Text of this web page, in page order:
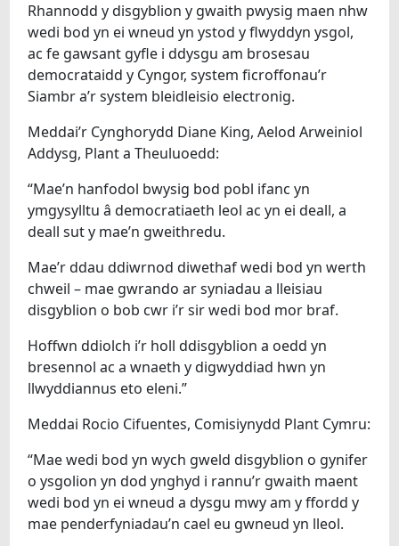
Rhannodd y disgyblion y gwaith pwysig maen nhw
wedi bod yn ei wneud yn ystod y flwyddyn ysgol,
ac fe gawsant gyfle i ddysgu am brosesau
democrataidd y Cyngor, system ficroffonau’r
Siambr a’r system bleidleisio electronig.
Meddai’r Cynghorydd Diane King, Aelod Arweiniol
Addysg, Plant a Theuluoedd:
“Mae’n hanfodol bwysig bod pobl ifanc yn
ymgysylltu â democratiaeth leol ac yn ei deall, a
deall sut y mae’n gweithredu.
Mae’r ddau ddiwrnod diwethaf wedi bod yn werth
chweil – mae gwrando ar syniadau a lleisiau
disgyblion o bob cwr i’r sir wedi bod mor braf.
Hoffwn ddiolch i’r holl ddisgyblion a oedd yn
bresennol ac a wnaeth y digwyddiad hwn yn
llwyddiannus eto eleni.”
Meddai Rocio Cifuentes, Comisiynydd Plant Cymru:
“Mae wedi bod yn wych gweld disgyblion o gynifer
o ysgolion yn dod ynghyd i rannu’r gwaith maent
wedi bod yn ei wneud a dysgu mwy am y ffordd y
mae penderfyniadau’n cael eu gwneud yn lleol.